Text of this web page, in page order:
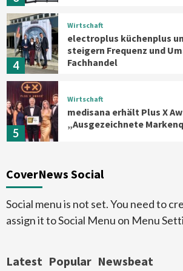
4
Wirtschaft
electroplus küchenplus
steigern Frequenz und
Fachhandel
5
Wirtschaft
medisana erhält Plus X
„Ausgezeichnete
6
Verbraucher setzen immer
Angeboten
CoverNews Social
Social menu is not set. You need to
assign it to Social Menu on Menu
Latest Popular Newsbeat